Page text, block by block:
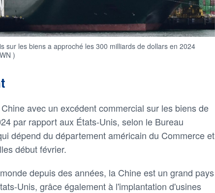
sur les biens a approché les 300 milliards de dollars en 2024
)
avec un excédent commercial sur les biens de
par rapport aux États-Unis, selon le Bureau
dépend du département américain du Commerce et
début février.
depuis des années, la Chine est un grand pays
Unis, grâce également à l'implantation d'usines